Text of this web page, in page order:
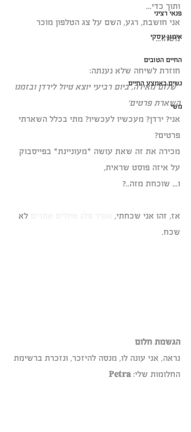
פנאי רציני
אימון עסקי
החיים הטובים
נשים באמצע החיים
משי
ותוך כדי...
אני חושבת, רגע, השם על צג הטלפון מוכר
משהו...
חוזרת לשיחה שלא נענתה:
' שלום מאירה, ביום רביעי יוצא טיול לירדן ובזמנו
השארת פרטים'
אני? ירדן? מעכשיו לעכשיו? מתי בכלל השארתי
פרטים?
מכירה את זה שאת עושה *מעוניינת* בפייסבוק
על איזה פוסט שראית,
ו... שוכחת מזה..?
אז, זהו אני שכחתי,
לא
שכח.
הגשמת חלום
נראה, אני עונה לו, מנסה להיזכר, ונזכרת ברשימת
החלומות שלי: Petra